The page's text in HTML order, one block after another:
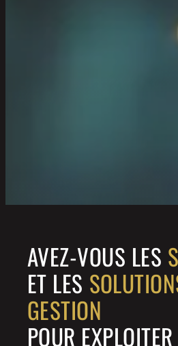
AVEZ-VOUS LES
ET LES
GESTION
POUR